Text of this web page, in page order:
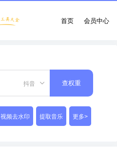
会员中心
首页
抖音 查权重
视频去水印 提取音乐 更多>